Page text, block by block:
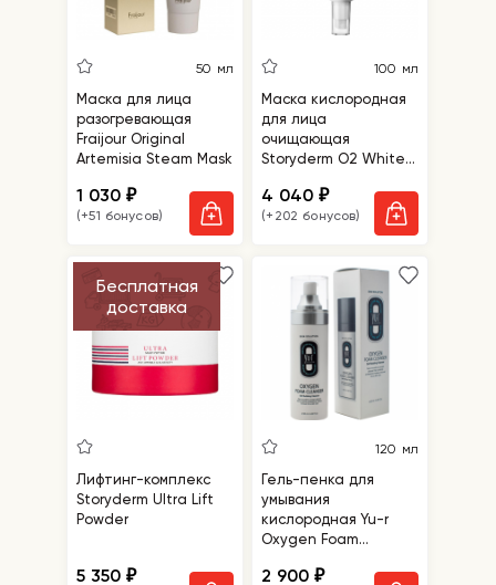
50 мл
Маска для лица
разогревающая
Fraijour Original
Artemisia Steam Mask
1 030₽
(+51 бонусов)
100 мл
Маска кислородная
для лица
очищающая
Storyderm O2 White
4 040₽
(+202 бонусов)
Бесплатная
доставка
Лифтинг-комплекс
Storyderm Ultra Lift
Powder
5 350₽
120 мл
Гель-пенка для
умывания
кислородная Yu-r
Oxygen Foam
2 900₽